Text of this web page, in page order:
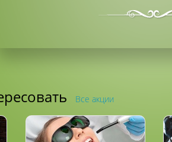
Все акции